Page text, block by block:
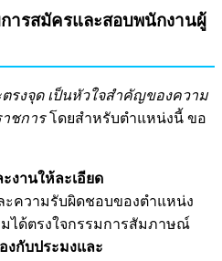
ารสมัครและสอบพนักงานผู้
รงจุด เป็นหัวใจสำคัญของความ
ชการโดยสำหรับตำแหน่งนี้ ขอ
งานให้ละเอียด
ะความรับผิดชอบของตำแหน่ง
มได้ตรงใจกรรมการสัมภาษณ์
งกับประมงและ